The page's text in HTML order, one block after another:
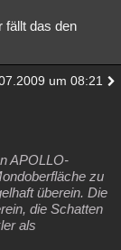
fällt das den
um 08:21
APOLLO-
zu
überein. Die
die Schatten
als